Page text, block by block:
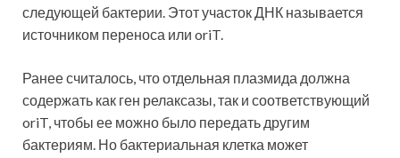
следующей бактерии. Этот участок ДНК называется
источником переноса или oriT.
Ранее считалось, что отдельная плазмида должна
содержать как ген релаксазы, так и соответствующий
oriT, чтобы ее можно было передать другим
бактериям. Но бактериальная клетка может